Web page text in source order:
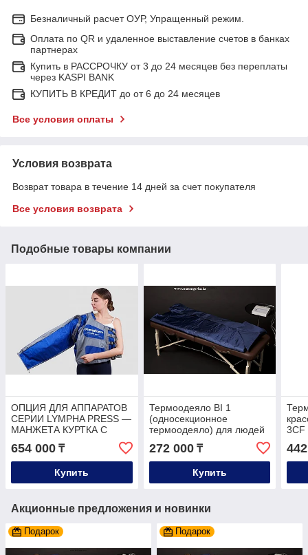
Безналичный расчет ОУР, Упращенный режим.
Оплата по QR и удаленное выставление счетов в банках
партнерах
Купить в РАССРОЧКУ от 3 до 24 месяцев без переплаты
через KASPI BANK
КУПИТЬ В КРЕДИТ до от 6 до 24 месяцев
Все условия оплаты
Условия возврата
Возврат товара в течение 14 дней за счет покупателя
Все условия возврата
Подобные товары компании
ОПЦИЯ ДЛЯ АППАРАТОВ
СЕРИИ LYMPHA PRESS —
МАНЖЕТА КУРТКА С
ОДНИМ РУКАВОМ НА
ТЕЛО
654 000 ₸
Купить
Термоодеяло BI 1
(односекционное
термоодеяло) для людей
44-46 размера одежды
272 000₸
Купить
3CF
Акционные предложения и новинки
Подарок Подарок